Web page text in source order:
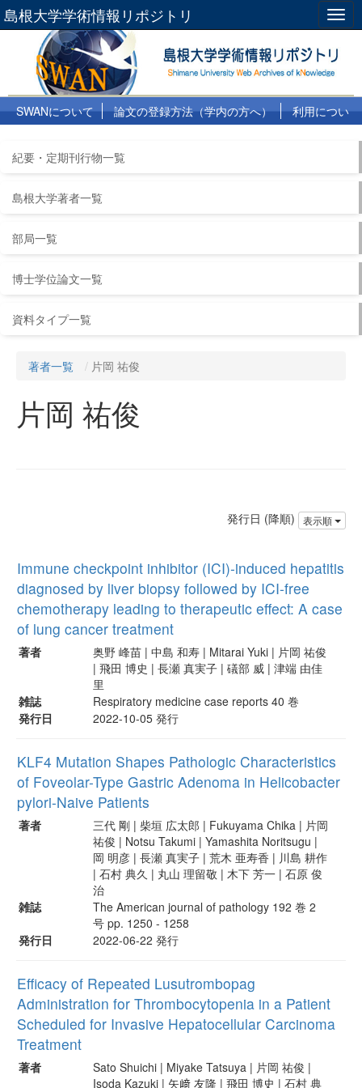
島根大学学術情報リポジトリ
SWANについて 論文の登録方法（学内の方へ）
利用につい
紀要・定期刊行物一覧
島根大学著者一覧
部局一覧
博士学位論文一覧
資料タイプ一覧
著者一覧 片岡 祐俊
片岡 祐俊
発行日 (降順) 表示順
Immune checkpoint inhibitor (ICI)-induced hepatitis
diagnosed by liver biopsy followed by ICI-free
chemotherapy leading to therapeutic effect: A case
of lung cancer treatment
著者
奥野 峰苗 | 中島 和寿 | Mitarai Yuki | 片岡 祐俊
| 飛田 博史 | 長瀬 真実子 | 礒部 威 | 津端 由佳
里
雑誌
Respiratory medicine case reports 40 巻
発行日
2022-10-05 発行
KLF4 Mutation Shapes Pathologic Characteristics
of Foveolar-Type Gastric Adenoma in Helicobacter
pylori-Naive Patients
著者
三代 剛 | 柴垣 広太郎 | Fukuyama Chika | 片岡
祐俊 | Notsu Takumi | Yamashita Noritsugu |
岡 明彦 | 長瀬 真実子 | 荒木 亜寿香 | 川島 耕作
| 石村 典久 | 丸山 理留敬 | 木下 芳一 | 石原 俊
治
雑誌
The American journal of pathology 192 巻 2
号 pp. 1250 - 1258
発行日
2022-06-22 発行
Efficacy of Repeated Lusutrombopag
Administration for Thrombocytopenia in a Patient
Scheduled for Invasive Hepatocellular Carcinoma
Treatment
著者
Sato Shuichi | Miyake Tatsuya | 片岡 祐俊 |
Isoda Kazuki | 矢﨑 友隆 | 飛田 博史 | 石村 典